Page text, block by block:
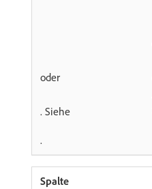
oder
. Siehe
.